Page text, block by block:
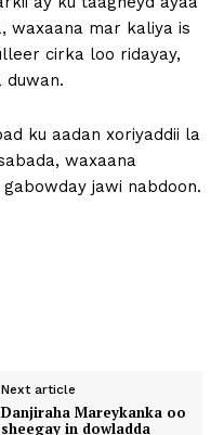
waxaana mar kaliya is
cirka loo ridayay,
duwan.
ku aadan xoriyaddii la
waxaana
jawi nabdoon.
Next article
Danjiraha Mareykanka oo
sheegay in dowladda